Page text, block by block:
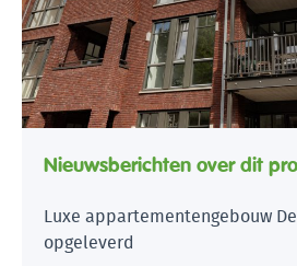
Nieuwsberichten over dit
Luxe appartementengebouw
opgeleverd